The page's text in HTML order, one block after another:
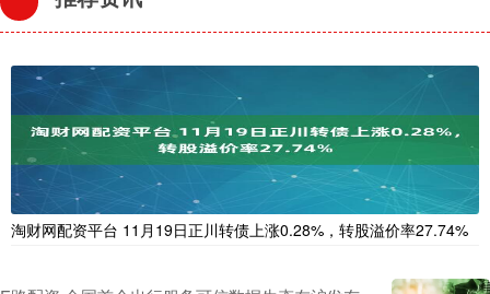
淘财网配资平台 11月19日正川转债上涨0.28%，转股溢价率27.74%